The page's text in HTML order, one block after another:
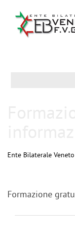
Ente Bilaterale Veneto
Formazione